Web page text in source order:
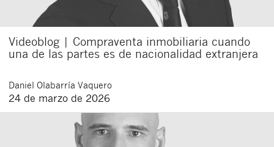
Videoblog | Compraventa inmobiliaria cuando
una de las partes es de nacionalidad extranjera
Daniel Olabarría Vaquero
24 de marzo de 2026